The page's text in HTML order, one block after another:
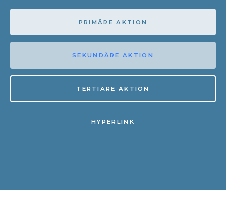
PRIMÄRE AKTION
SEKUNDÄRE AKTION
TERTIÄRE AKTION
HYPERLINK